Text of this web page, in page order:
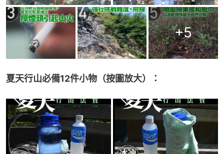
+5
夏天行山必備12件小物（按圖放大）：